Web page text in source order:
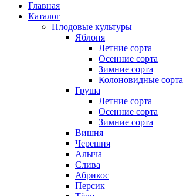
Главная
Каталог
Плодовые культуры
Яблоня
Летние сорта
Осенние сорта
Зимние сорта
Колоновидные сорта
Груша
Летние сорта
Осенние сорта
Зимние сорта
Вишня
Черешня
Алыча
Слива
Абрикос
Персик